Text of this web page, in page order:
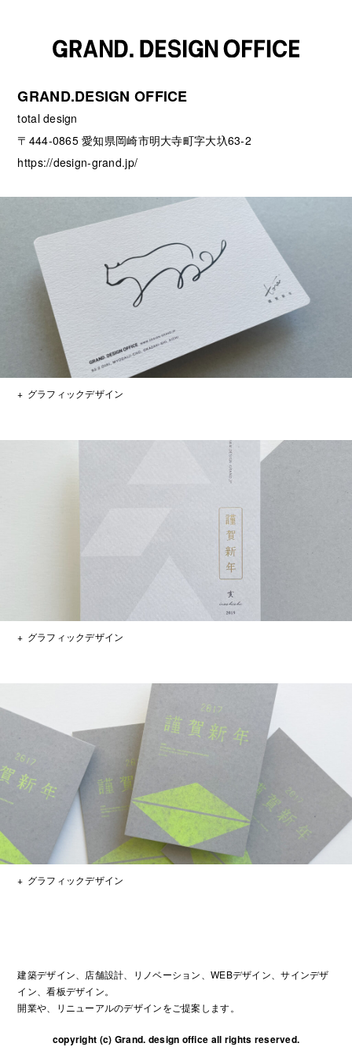
GRAND.DESIGN OFFICE
total design
〒444-0865 愛知県岡崎市明大寺町字大圦63-2
https://design-grand.jp/
グラフィックデザイン
グラフィックデザイン
グラフィックデザイン
建築デザイン、店舗設計、リノベーション、WEBデザイン、サインデザ
イン、看板デザイン。
開業や、リニューアルのデザインをご提案します。
copyright (c) Grand. design office all rights reserved.